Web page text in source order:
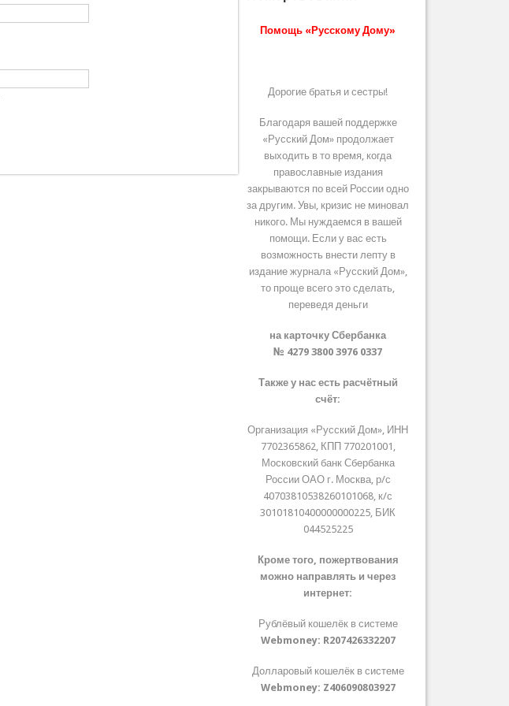
Помощь «Русскому Дому»
Дорогие братья и сестры!
Благодаря вашей поддержке
«Русский Дом» продолжает
выходить в то время, когда
православные издания
закрываются по всей России одно
за другим. Увы, кризис не миновал
никого. Мы нуждаемся в вашей
помощи. Если у вас есть
возможность внести лепту в
издание журнала «Русский Дом»,
то проще всего это сделать,
переведя деньги
на карточку Сбербанка
№ 4279 3800 3976 0337
Также у нас есть расчётный
счёт:
Организация «Русский Дом», ИНН
7702365862, КПП 770201001,
Московский банк Сбербанка
России ОАО г. Москва, р/с
40703810538260101068, к/с
30101810400000000225, БИК
044525225
Кроме того, пожертвования
можно направлять и через
интернет:
Рублёвый кошелёк в системе
Webmoney: R207426332207
Долларовый кошелёк в системе
Webmoney: Z406090803927